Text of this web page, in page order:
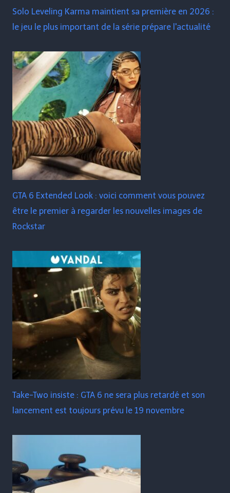
Solo Leveling Karma maintient sa première en 2026 :
le jeu le plus important de la série prépare l'actualité
GTA 6 Extended Look : voici comment vous pouvez
être le premier à regarder les nouvelles images de
Rockstar
Take-Two insiste : GTA 6 ne sera plus retardé et son
lancement est toujours prévu le 19 novembre